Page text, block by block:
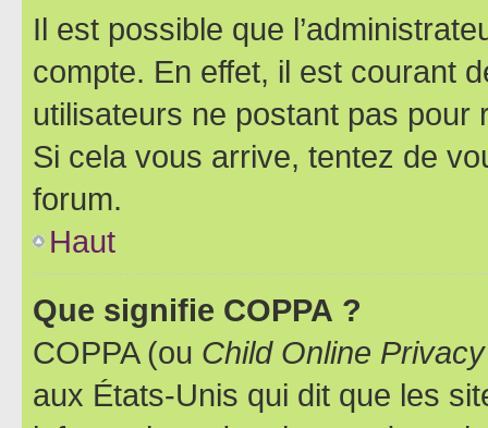
Il est possible que
compte. En effet, il est courant
utilisateurs ne postant pas pour
Si cela vous arrive, tentez de
forum.
Haut
Que signifie COPPA ?
COPPA (ou Child Online
aux États-Unis qui dit que les